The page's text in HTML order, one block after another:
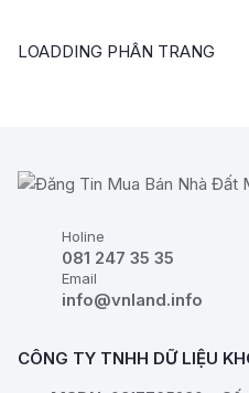
LOADDING PHÂN TRANG
Holine
081 247 35 35
Email
info@vnland.info
CÔNG TY TNHH DỮ LIỆU